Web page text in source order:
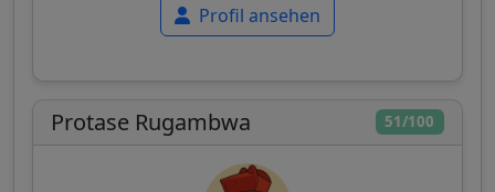
Profil ansehen
51/100
Protase Rugambwa